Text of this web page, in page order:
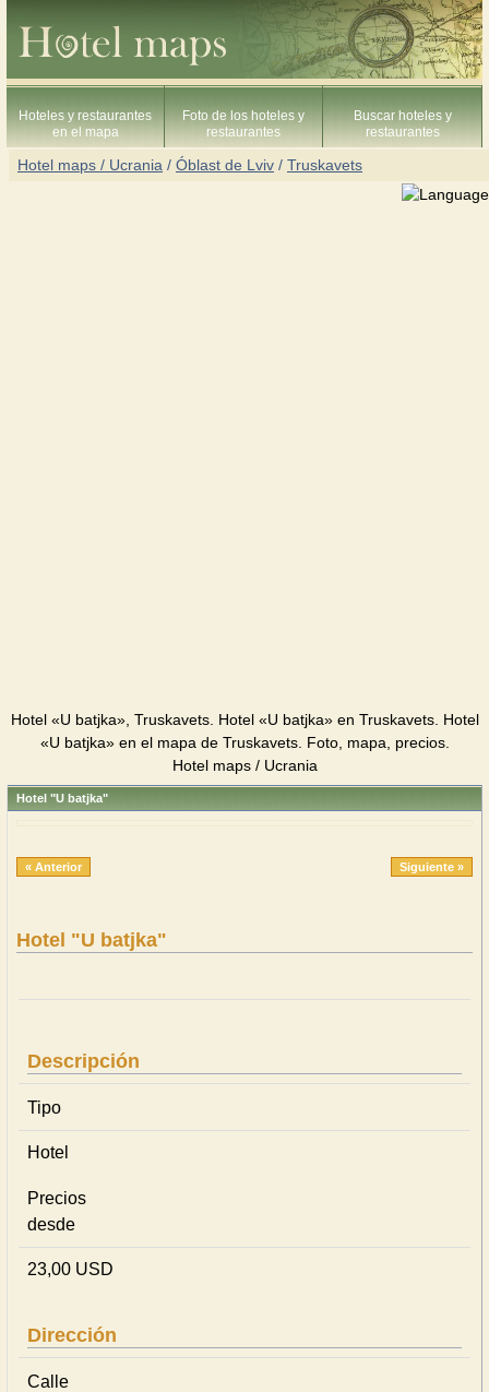
Hoteles y restaurantes
en el mapa
Foto de los hoteles y
restaurantes
Buscar hoteles y
restaurantes
Hotel maps / Ucrania / Óblast de Lviv / Truskavets
Hotel «U batjka», Truskavets. Hotel «U batjka» en Truskavets. Hotel
«U batjka» en el mapa de Truskavets. Foto, mapa, precios.
Hotel maps / Ucrania
Hotel "U batjka"
« Anterior Siguiente »
Hotel "U batjka"
Descripción
Tipo
Hotel
Precios
desde
23,00 USD
Dirección
Calle